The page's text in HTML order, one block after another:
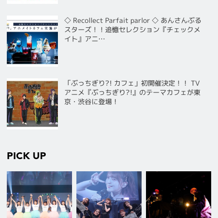
◇ Recollect Parfait parlor ◇ あんさんぶる
スターズ！！追憶セレクション『チェックメ
イト』アニ…
「ぶっちぎり?! カフェ」初開催決定！！ TV
アニメ『ぶっちぎり?!』のテーマカフェが東
京・渋谷に登場！
PICK UP